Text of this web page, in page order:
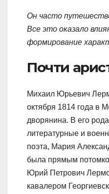
Он часто
Все это оказало
формирование
Почти
Михаил Юрьевич
октября 1814 года в
дворянина. В его
литературные и
поэта, Мария
была прямым
Юрий Петрович
кавалером